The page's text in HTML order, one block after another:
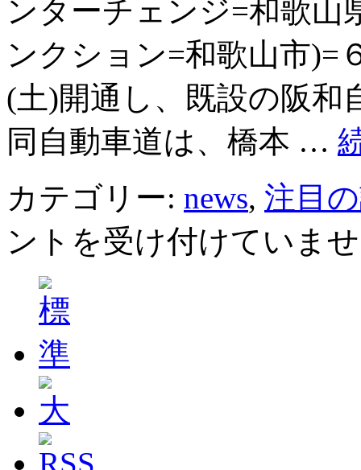
ンターチェンジ=和歌山
ンクション=和歌山市)=
(土)開通し、既設の阪和
同自動車道は、橋本 …
カテゴリー: news, 注目
ントを受け付けていま